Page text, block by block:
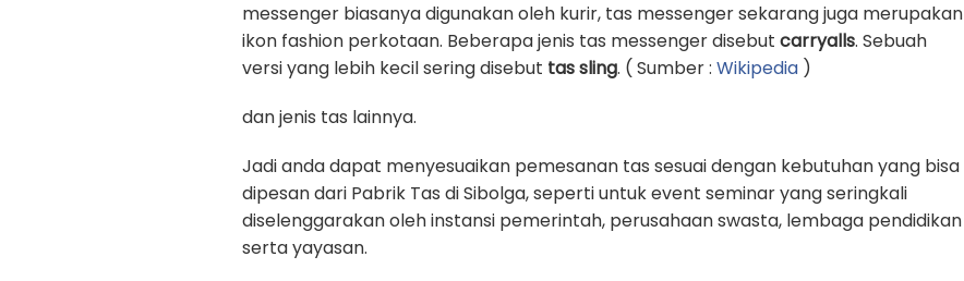
messenger biasanya digunakan oleh kurir, tas messenger sekarang juga merupakan
ikon fashion perkotaan. Beberapa jenis tas messenger disebut carryalls. Sebuah
versi yang lebih kecil sering disebut tas sling. ( Sumber : Wikipedia )
dan jenis tas lainnya.
Jadi anda dapat menyesuaikan pemesanan tas sesuai dengan kebutuhan yang bisa
dipesan dari Pabrik Tas di Sibolga, seperti untuk event seminar yang seringkali
diselenggarakan oleh instansi pemerintah, perusahaan swasta, lembaga pendidikan
serta yayasan.